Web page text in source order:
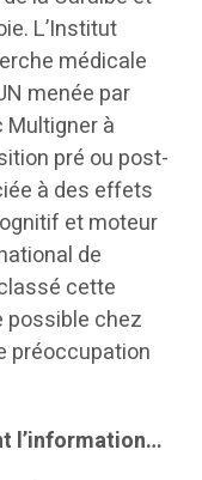
L’Institut
médicale
menée par
Multigner à
pré ou post-
à des effets
et moteur
de
cette
chez
préoccupation
l’information…